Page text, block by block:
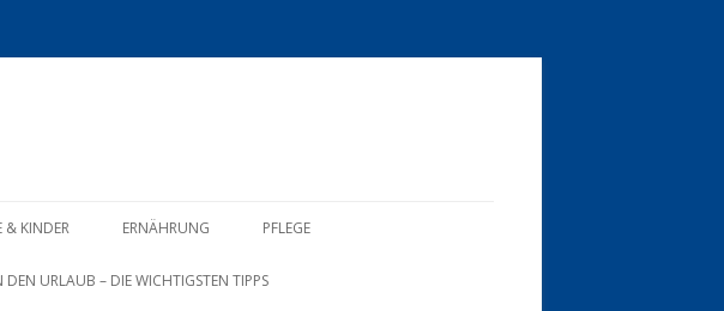
& KINDER ERNÄHRUNG PFLEGE
URLAUB – DIE WICHTIGSTEN TIPPS